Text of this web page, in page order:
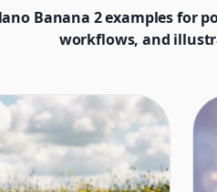
Banana 2 examples for
workflows, and